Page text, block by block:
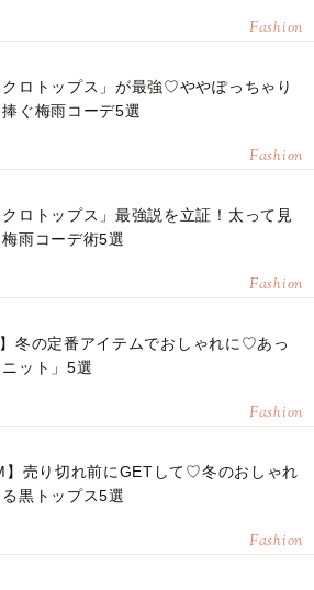
Fashion
クロトップス」が最強♡ややぽっちゃり
ぐ梅雨コーデ5選
Fashion
クロトップス」最強説を立証！太って見
雨コーデ術5選
Fashion
】冬の定番アイテムでおしゃれに♡あっ
ット」5選
Fashion
】売り切れ前にGETして♡冬のおしゃれ
黒トップス5選
Fashion